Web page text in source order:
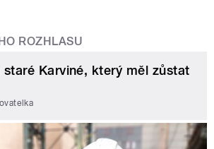
ROZHLASU
staré Karviné, který měl zůstat